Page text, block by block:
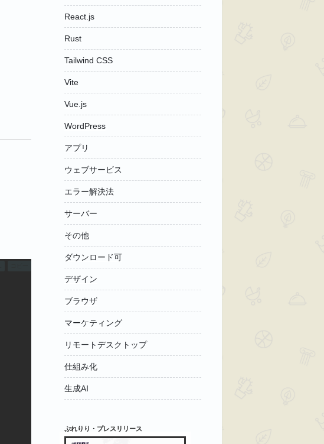
React.js
Rust
Tailwind CSS
Vite
Vue.js
WordPress
アプリ
ウェブサービス
エラー解決法
サーバー
その他
ダウンロード可
デザイン
ブラウザ
マーケティング
リモートデスクトップ
仕組み化
生成AI
ぷれりり・プレスリリース